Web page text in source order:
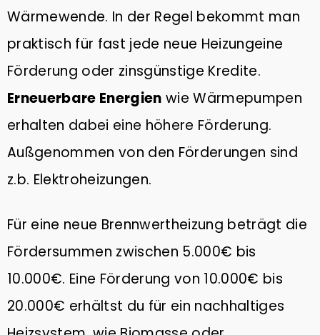
Wärmewende. In der Regel bekommt man
praktisch für fast jede neue Heizungeine
Förderung oder zinsgünstige Kredite.
Erneuerbare Energien wie Wärmepumpen
erhalten dabei eine höhere Förderung.
Außgenommen von den Förderungen sind
z.b. Elektroheizungen.
Für eine neue Brennwertheizung beträgt die
Fördersummen zwischen 5.000€ bis
10.000€. Eine Förderung von 10.000€ bis
20.000€ erhältst du für ein nachhaltiges